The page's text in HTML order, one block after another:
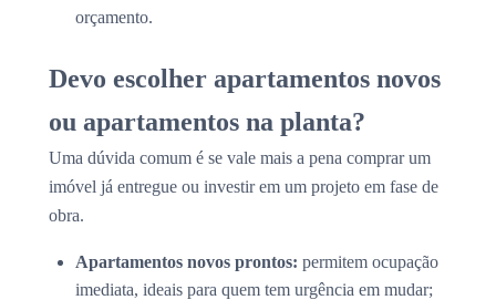
orçamento.
Devo escolher apartamentos novos
ou apartamentos na planta?
Uma dúvida comum é se vale mais a pena comprar um
imóvel já entregue ou investir em um projeto em fase de
obra.
Apartamentos novos prontos: permitem ocupação
imediata, ideais para quem tem urgência em mudar;